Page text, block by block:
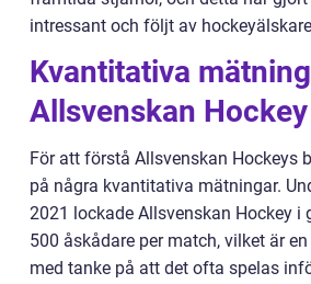
intressant och följt av
Kvantitativa
Allsvenskan Hockey
För att förstå Allsvenskan Hockeys
på några kvantitativa mätningar.
2021 lockade Allsvenskan Hockey i
500 åskådare per match, vilket är
med tanke på att det ofta spelas